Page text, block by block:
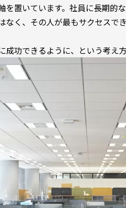
を置いています。社員に長期的
なく、その人が最もサクセスで
功できるように、という考え